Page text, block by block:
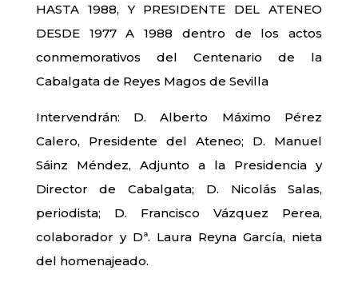
HASTA 1988, Y PRESIDENTE DEL ATENEO
DESDE 1977 A 1988 dentro de los actos
conmemorativos del Centenario de la
Cabalgata de Reyes Magos de Sevilla
Intervendrán: D. Alberto Máximo Pérez
Calero, Presidente del Ateneo; D. Manuel
Sáinz Méndez, Adjunto a la Presidencia y
Director de Cabalgata; D. Nicolás Salas,
periodista; D. Francisco Vázquez Perea,
colaborador y Dª. Laura Reyna García, nieta
del homenajeado.